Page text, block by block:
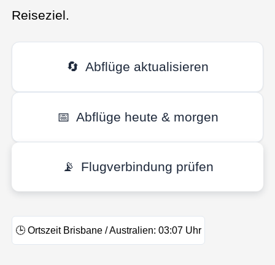
Reiseziel.
🔄 Abflüge aktualisieren
📅 Abflüge heute & morgen
📡 Flugverbindung prüfen
🕒 Ortszeit Brisbane / Australien: 03:07 Uhr